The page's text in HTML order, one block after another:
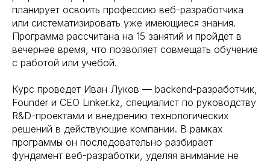
планирует освоить профессию веб-разработчика
или систематизировать уже имеющиеся знания.
Программа рассчитана на 15 занятий и пройдет в
вечернее время, что позволяет совмещать обучение
с работой или учебой.
Курс проведет Иван Луков — backend-разработчик,
Founder и CEO Linker.kz, специалист по руководству
R&D-проектами и внедрению технологических
решений в действующие компании. В рамках
программы он последовательно разбирает
фундамент веб-разработки, уделяя внимание не